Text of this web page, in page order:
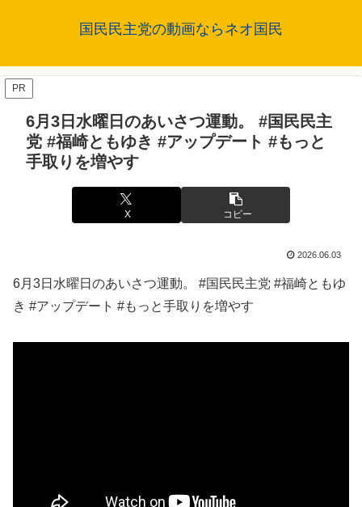
国民民主党の動画ならネオ国民
PR
6月3日水曜日のあいさつ運動。 #国民民主
党 #福崎ともゆき #アップデート #もっと
手取りを増やす
X コピー
2026.06.03
6月3日水曜日のあいさつ運動。 #国民民主党 #福崎ともゆ
き #アップデート #もっと手取りを増やす